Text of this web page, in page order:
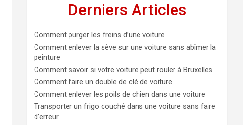
Derniers Articles
Comment purger les freins d’une voiture
Comment enlever la sève sur une voiture sans abîmer la
peinture
Comment savoir si votre voiture peut rouler à Bruxelles
Comment faire un double de clé de voiture
Comment enlever les poils de chien dans une voiture
Transporter un frigo couché dans une voiture sans faire
d’erreur